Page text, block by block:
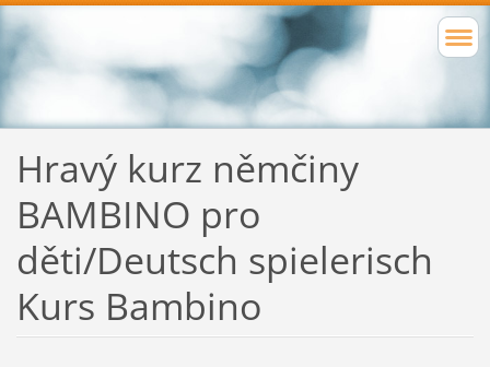
Hravý kurz němčiny
BAMBINO pro
děti/Deutsch spielerisch
Kurs Bambino